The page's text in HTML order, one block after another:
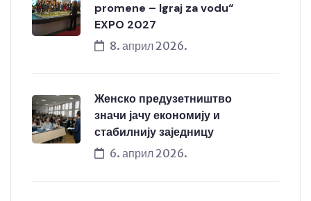
promene – Igraj za vodu“
EXPO 2027
8. април 2026.
Женско предузетништво
значи јачу економију и
стабилнију заједницу
6. април 2026.